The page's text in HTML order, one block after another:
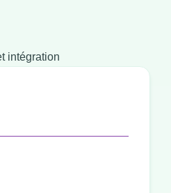
intégration